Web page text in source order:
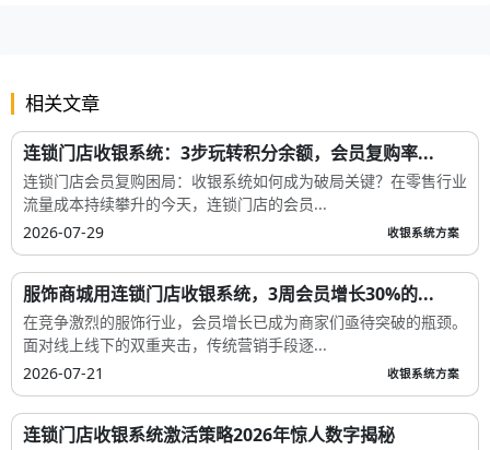
相关文章
连锁门店收银系统：3步玩转积分余额，会员复购率...
连锁门店会员复购困局：收银系统如何成为破局关键？在零售行业
流量成本持续攀升的今天，连锁门店的会员...
2026-07-29
收银系统方案
服饰商城用连锁门店收银系统，3周会员增长30%的...
在竞争激烈的服饰行业，会员增长已成为商家们亟待突破的瓶颈。
面对线上线下的双重夹击，传统营销手段逐...
2026-07-21
收银系统方案
连锁门店收银系统激活策略2026年惊人数字揭秘